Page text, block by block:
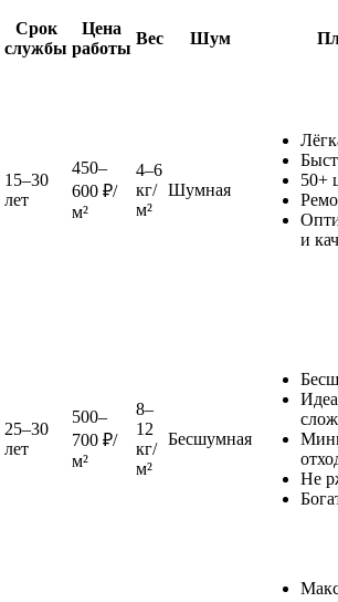
Срок
службы
Цена
работы
Вес Шум
15–30
лет
450–
600 ₽/
м²
4–6
кг/
м²
Шумная
50+
и
25–30
лет
500–
700 ₽/
м²
8–
12
кг/
м²
Бесшумная
Не